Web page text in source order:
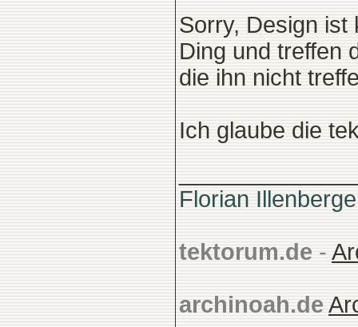
Sorry, Design ist
Ding und treffen
die ihn nicht
Ich glaube die
Florian
tektorum.de -
archinoah.de